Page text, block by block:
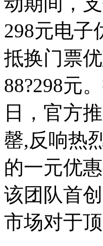
298元电子
抵换门票
88?298元
日，官方
罄,反响热
的一元优
该团队首创
市场对于